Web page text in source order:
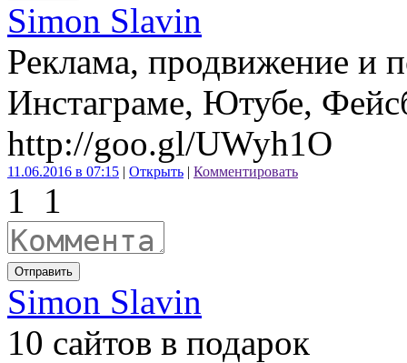
Simon Slavin
Реклама, продвижение и
Инстаграме, Ютубе,
http://goo.gl/UWyh1O
11.06.2016 в 07:15 | Открыть | Комментировать
1 1
Отправить
Simon Slavin
10 сайтов в подарок